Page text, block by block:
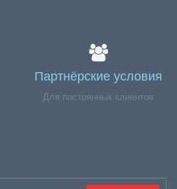
Партнёрские условия
Для постоянных клиентов